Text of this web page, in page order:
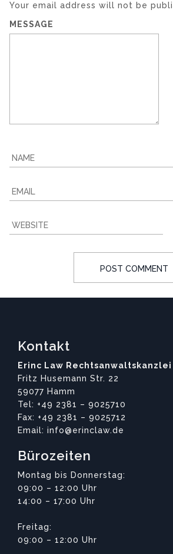
Your email address will not be
MESSAGE
Kontakt
Erinc Law Rechtsanwaltskanzlei
Fritz Husemann Str. 22
59077 Hamm
Tel: +49 2381 – 9025710
Fax: +49 2381 – 9025712
Email: info@erinclaw.de
Bürozeiten
Montag bis Donnerstag:
09:00 – 12:00 Uhr
14:00 – 17:00 Uhr
Freitag:
09:00 – 12:00 Uhr